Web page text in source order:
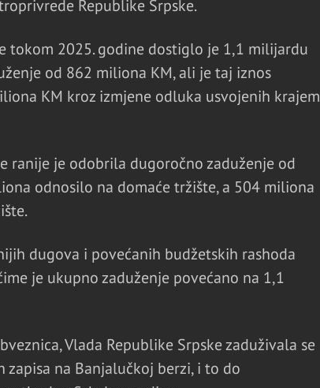
Republike Srpske.
tokom 2025. godine dostiglo je 1,1 milijardu
od 862 miliona KM, ali je taj iznos
KM kroz izmjene odluka usvojenih krajem
ranije je odobrila dugoročno zaduženje od
odnosilo na domaće tržište, a 504 miliona
dugova i povećanih budžetskih rashoda
je ukupno zaduženje povećano na 1,1
Vlada Republike Srpske zaduživala se
na Banjalučkoj berzi, i to do